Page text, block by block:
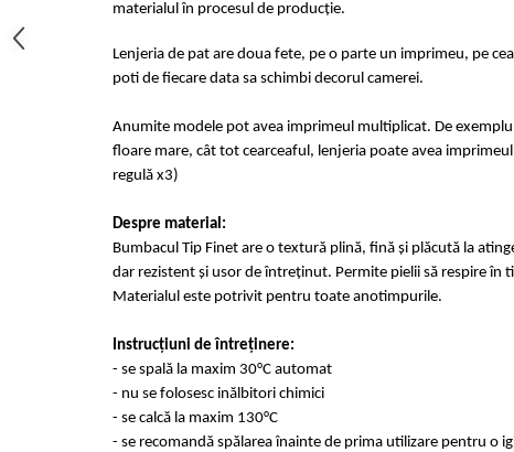
materialul în procesul de producție.
Lenjeria de pat are doua fete, pe o parte un imprimeu, pe
poti de fiecare data sa schimbi decorul camerei.
Anumite modele pot avea imprimeul multiplicat. De
floare mare, cât tot cearceaful, lenjeria poate avea
regulă x3)
Despre material:
Bumbacul Tip Finet are o textură plină, fină și plăcută la
dar rezistent și usor de întreținut. Permite pielii să respire în
Materialul este potrivit pentru toate anotimpurile.
Instrucțiuni de întreținere:
- se spală la maxim 30°C automat
- nu se folosesc inălbitori chimici
- se calcă la maxim 130°C
- se recomandă spălarea înainte de prima utilizare pentru o